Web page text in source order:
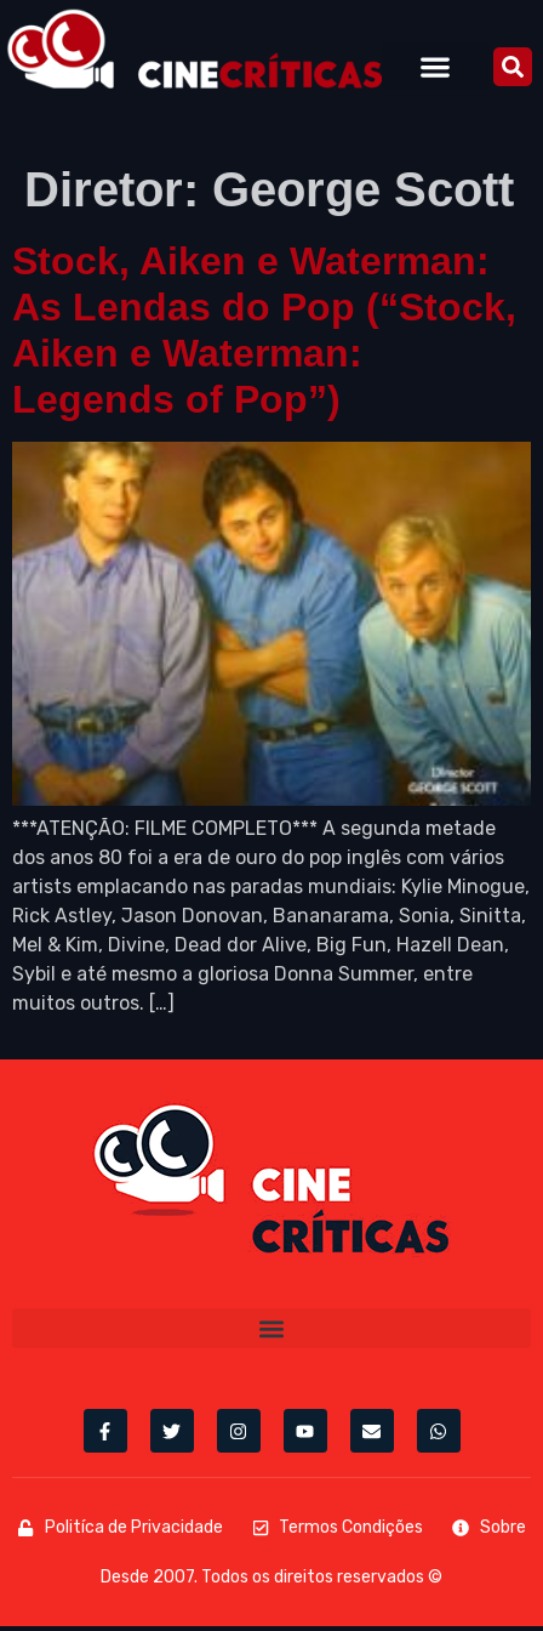
Diretor: George Scott
Stock, Aiken e Waterman:
As Lendas do Pop (“Stock,
Aiken e Waterman:
Legends of Pop”)
***ATENÇÃO: FILME COMPLETO*** A segunda metade
dos anos 80 foi a era de ouro do pop inglês com vários
artists emplacando nas paradas mundiais: Kylie Minogue,
Rick Astley, Jason Donovan, Bananarama, Sonia, Sinitta,
Mel & Kim, Divine, Dead dor Alive, Big Fun, Hazell Dean,
Sybil e até mesmo a gloriosa Donna Summer, entre
muitos outros. […]
Politíca de Privacidade Termos Condições Sobre
Desde 2007. Todos os direitos reservados ©